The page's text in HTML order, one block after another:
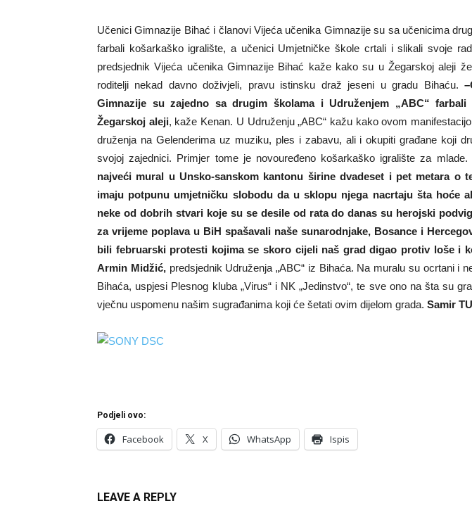
Učenici Gimnazije Bihać i članovi Vijeća učenika Gimnazije su sa učenicima
farbali košarkaško igralište, a učenici Umjetničke škole crtali i slikali svoje
predsjednik Vijeća učenika Gimnazije Bihać kaže kako su u Žegarskoj aleji
roditelji nekad davno doživjeli, pravu istinsku draž jeseni u gradu Bihaću.
Gimnazije su zajedno sa drugim školama i Udruženjem „ABC“
Žegarskoj aleji, kaže Kenan. U Udruženju „ABC“ kažu kako ovom
druženja na Gelenderima uz muziku, ples i zabavu, ali i okupiti građane koji
svojoj zajednici. Primjer tome je novouređeno košarkaško igralište za mlade.
najveći mural u Unsko-sanskom kantonu širine dvadeset i pet metara o
imaju potpunu umjetničku slobodu da u sklopu njega nacrtaju šta hoće
neke od dobrih stvari koje su se desile od rata do danas su herojski
za vrijeme poplava u BiH spašavali naše sunarodnjake, Bosance i
bili februarski protesti kojima se skoro cijeli naš grad digao protiv loše i
Armin Midžić,predsjednik Udruženja „ABC“ iz Bihaća. Na muralu su ocrtani i
Bihaća, uspjesi Plesnog kluba „Virus“ i NK „Jedinstvo“, te sve ono na šta su
vječnu uspomenu našim sugrađanima koji će šetati ovim dijelom grada. Samir
Podjeli ovo:
Facebook X WhatsApp Ispis
LEAVE A REPLY